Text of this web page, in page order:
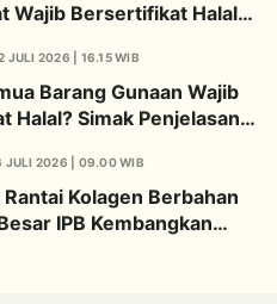
Wajib Bersertifikat Halal?
JULI 2026 | 16.15 WIB
Barang Gunaan Wajib
Halal? Simak Penjelasan
JULI 2026 | 09.00 WIB
Kolagen Berbahan
IPB Kembangkan